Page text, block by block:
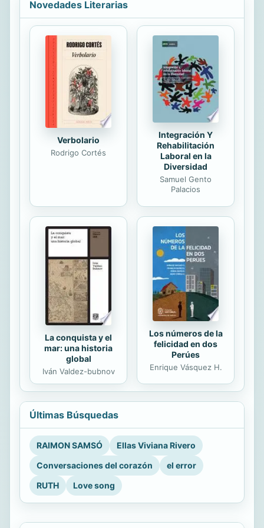
pueden alcanzarse con la ayuda del
Yoga, sin necesidad de fármacos. Y
es que el Yoga es capaz en primer
lugar de tranquilizarnos; luego, de
despertar la mente; por último, el
Yoga prepara el camino para el
reposo espiritual. En este libro las
asanas o...
Novedades Literarias
Verbolario
Rodrigo Cortés
Integración Y
Rehabilitación
Laboral en la
Diversidad
Samuel Gento
Palacios
La conquista y el
mar: una historia
global
Iván Valdez-bubnov
Los números de la
felicidad en dos
Perúes
Enrique Vásquez H.
Últimas Búsquedas
RAIMON SAMSÓ
Ellas Viviana Rivero
Conversaciones del corazón
el error
RUTH
Love song